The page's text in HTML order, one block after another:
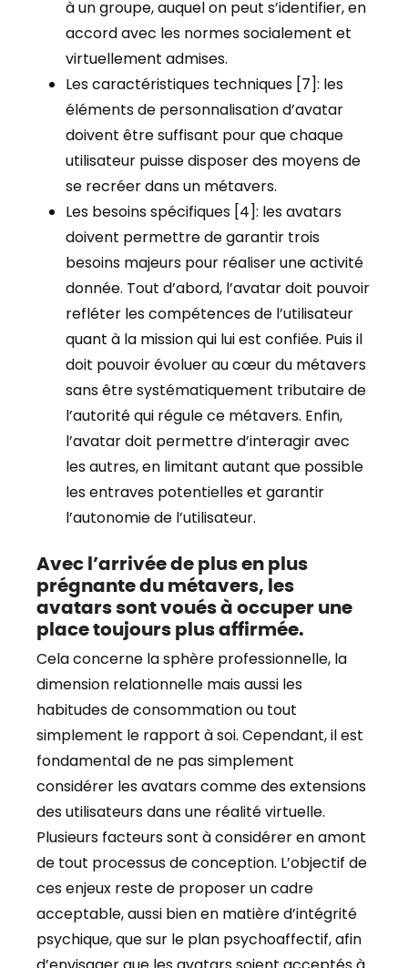
à un groupe, auquel on peut s’identifier, en
accord avec les normes socialement et
virtuellement admises.
Les caractéristiques techniques [7]: les
éléments de personnalisation d’avatar
doivent être suffisant pour que chaque
utilisateur puisse disposer des moyens de
se recréer dans un métavers.
Les besoins spécifiques [4]: les avatars
doivent permettre de garantir trois
besoins majeurs pour réaliser une activité
donnée. Tout d’abord, l’avatar doit pouvoir
refléter les compétences de l’utilisateur
quant à la mission qui lui est confiée. Puis il
doit pouvoir évoluer au cœur du métavers
sans être systématiquement tributaire de
l’autorité qui régule ce métavers. Enfin,
l’avatar doit permettre d’interagir avec
les autres, en limitant autant que possible
les entraves potentielles et garantir
l’autonomie de l’utilisateur.
Avec l’arrivée de plus en plus
prégnante du métavers, les
avatars sont voués à occuper une
place toujours plus affirmée.
Cela concerne la sphère professionnelle, la
dimension relationnelle mais aussi les
habitudes de consommation ou tout
simplement le rapport à soi. Cependant, il est
fondamental de ne pas simplement
considérer les avatars comme des extensions
des utilisateurs dans une réalité virtuelle.
Plusieurs facteurs sont à considérer en amont
de tout processus de conception. L’objectif de
ces enjeux reste de proposer un cadre
acceptable, aussi bien en matière d’intégrité
psychique, que sur le plan psychoaffectif, afin